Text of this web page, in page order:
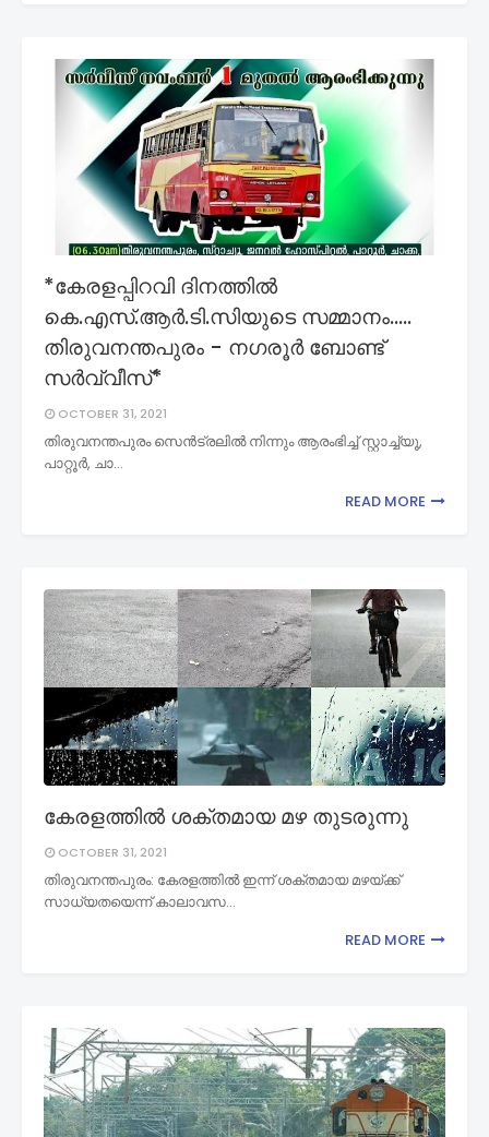
*കേരളപ്പിറവി ദിനത്തിൽ
കെ.എസ്.ആർ.ടി.സിയുടെ സമ്മാനം.....
തിരുവനന്തപുരം - നഗരൂർ ബോണ്ട്
സർവ്വീസ്*
OCTOBER 31, 2021
തിരുവനന്തപുരം സെൻട്രലിൽ നിന്നും ആരംഭിച്ച് സ്റ്റാച്ച്യൂ,
പാറ്റൂർ, ചാ…
READ MORE
കേരളത്തിൽ ശക്തമായ മഴ തുടരുന്നു
OCTOBER 31, 2021
തിരുവനന്തപുരം: കേരളത്തിൽ ഇന്ന് ശക്തമായ മഴയ്ക്ക്
സാധ്യതയെന്ന് കാലാവസ…
READ MORE